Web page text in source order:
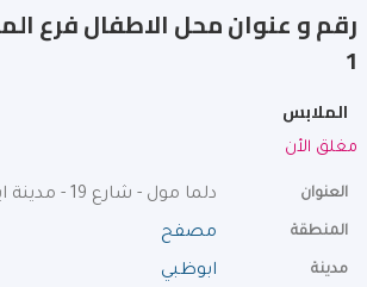
رقم و عنوان محل الاطفال فرع
1
الملابس
مغلق الأن
العنوان دلما مول - شارع 19 - مدينة ايكاد 1
المنطقة مصفح
مدينة ابوظبي